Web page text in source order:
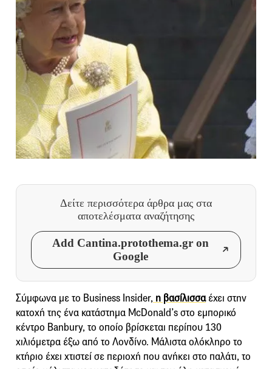
Δείτε περισσότερα άρθρα μας στα
αποτελέσματα αναζήτησης
Add Cantina.protothema.gr on
Google
Σύμφωνα με το Business Insider, η βασίλισσαέχει στην
κατοχή της ένα κατάστημα McDonald’s στο εμπορικό
κέντρο Banbury, το οποίο βρίσκεται περίπου 130
χιλιόμετρα έξω από το Λονδίνο. Μάλιστα ολόκληρο το
κτήριο έχει χτιστεί σε περιοχή που ανήκει στο παλάτι, το